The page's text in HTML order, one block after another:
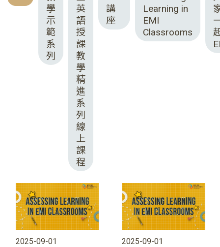
學
示
範
系
列
英
語
授
課
教
學
精
進
系
列
線
上
課
程
講
座
Learning in
EMI
Classrooms
2025-09-01 2025-09-01